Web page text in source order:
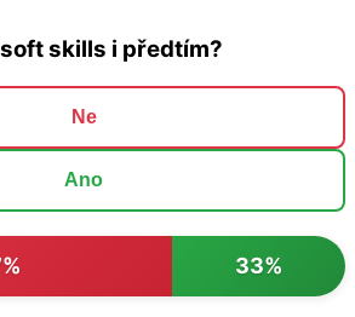
skills i předtím?
Ne
Ano
33%